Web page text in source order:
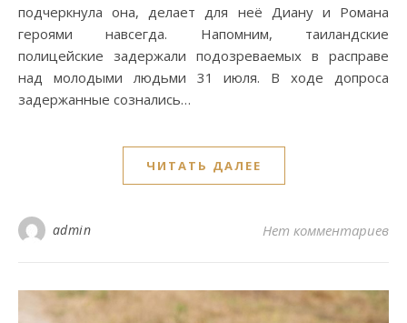
подчеркнула она, делает для неё Диану и Романа
героями навсегда. Напомним, таиландские
полицейские задержали подозреваемых в расправе
над молодыми людьми 31 июля. В ходе допроса
задержанные сознались…
ЧИТАТЬ ДАЛЕЕ
admin Нет комментариев